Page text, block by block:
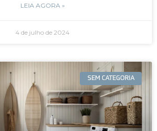
LEIA AGORA »
4 de julho de 2024
SEM CATEGORIA